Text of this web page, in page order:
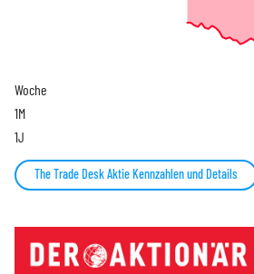
Woche
1M
1J
The Trade Desk Aktie Kennzahlen und Details